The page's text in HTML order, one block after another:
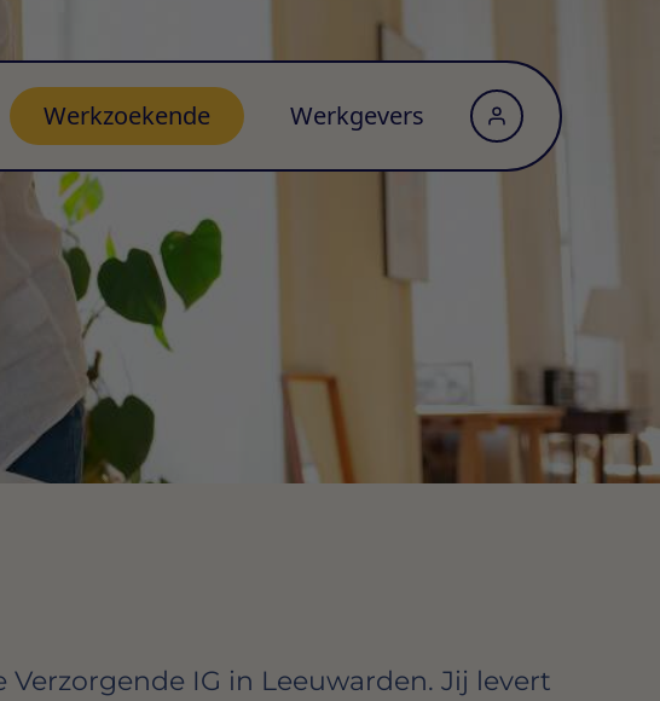
Werkzoekende Werkgevers
Verzorgende IG in Leeuwarden. Jij levert